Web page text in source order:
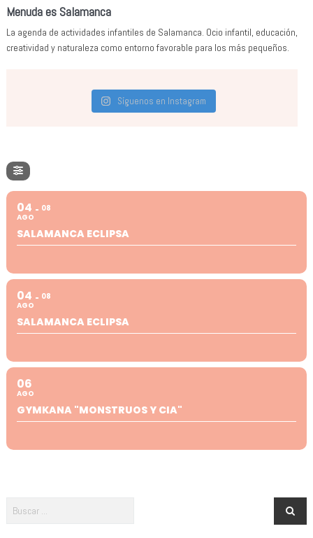
Menuda es Salamanca
La agenda de actividades infantiles de Salamanca. Ocio infantil, educación,
creatividad y naturaleza como entorno favorable para los más pequeños.
Síguenos en Instagram
04
AGO
08
SALAMANCA ECLIPSA
04
AGO
08
SALAMANCA ECLIPSA
06
AGO
GYMKANA "MONSTRUOS Y CIA"